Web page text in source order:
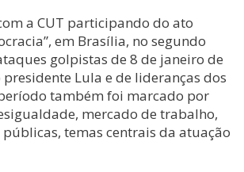
a CUT participando do ato
em Brasília, no segundo
golpistas de 8 de janeiro de
Lula e de lideranças dos
também foi marcado por
mercado de trabalho,
temas centrais da atuação